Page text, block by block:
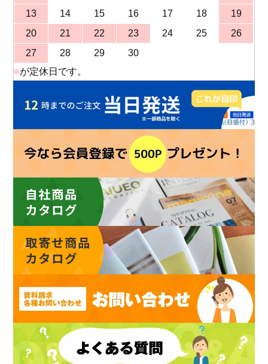
13
14 15 16 17 18
19
20
21 22 23 24 25
26
27
28 29
30
■が定休日です。